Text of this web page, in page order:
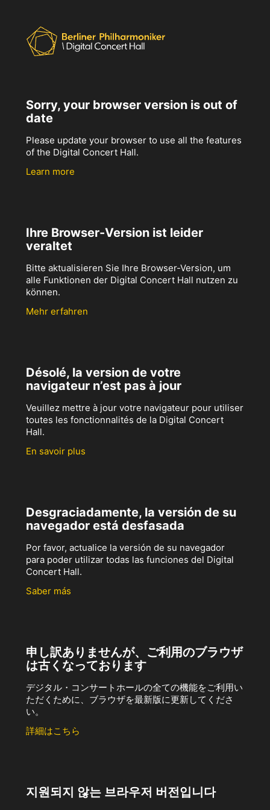
Sorry, your browser version is out of
date
Please update your browser to use all the features
of the Digital Concert Hall.
Learn more
Ihre Browser-Version ist leider
veraltet
Bitte aktualisieren Sie Ihre Browser-Version, um
alle Funktionen der Digital Concert Hall nutzen zu
können.
Mehr erfahren
Désolé, la version de votre
navigateur n’est pas à jour
Veuillez mettre à jour votre navigateur pour utiliser
toutes les fonctionnalités de la Digital Concert
Hall.
En savoir plus
Desgraciadamente, la versión de su
navegador está desfasada
Por favor, actualice la versión de su navegador
para poder utilizar todas las funciones del Digital
Concert Hall.
Saber más
申し訳ありませんが、ご利用のブラウザ
は古くなっております
デジタル・コンサートホールの全ての機能をご利用い
ただくために、ブラウザを最新版に更新してくださ
い。
詳細はこちら
지원되지 않는 브라우저 버전입니다